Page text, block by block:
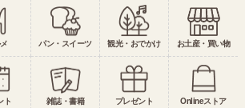
パン・スイーツ 観光・おでかけ お土産・買い物
ト 雑誌・書籍 プレゼント Onlineストア